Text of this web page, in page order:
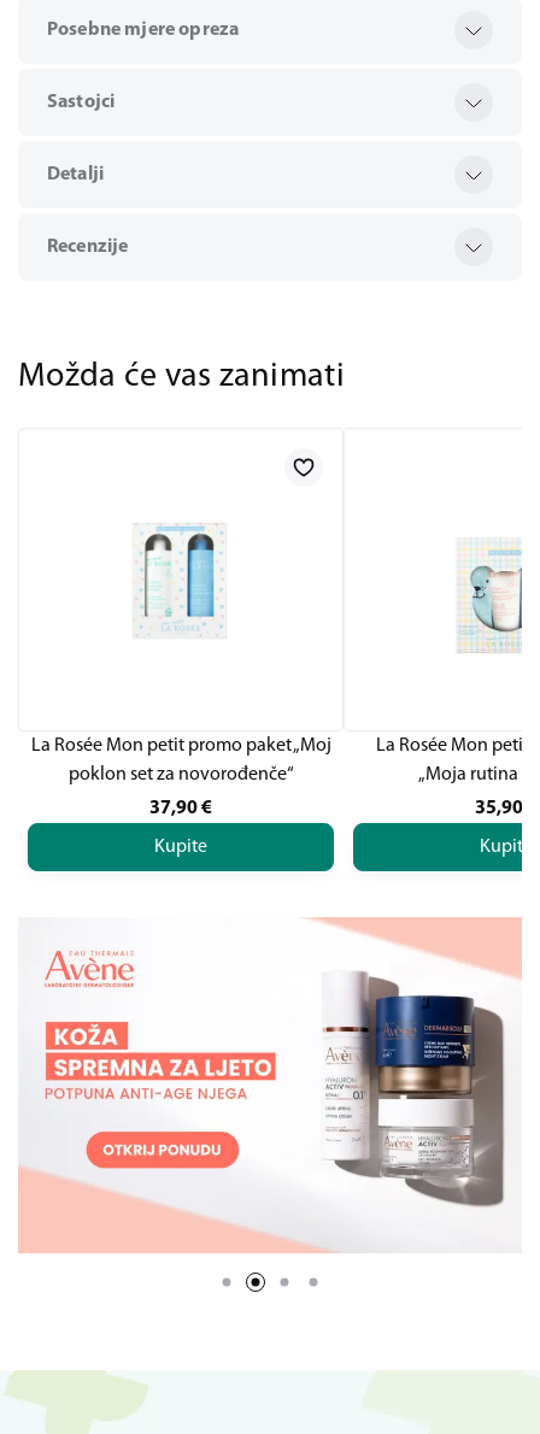
Posebne mjere opreza
Sastojci
Detalji
Recenzije
Možda će vas zanimati
La Rosée Mon petit promo paket „Moj
poklon set za novorođenče“
37,90€
Kupite
La Rosée Mon petit
„Moja rutina
35,90
Kupite